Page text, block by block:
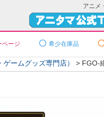
アニメ
ページ 希少在庫品
ームグッズ専門店） FGO-